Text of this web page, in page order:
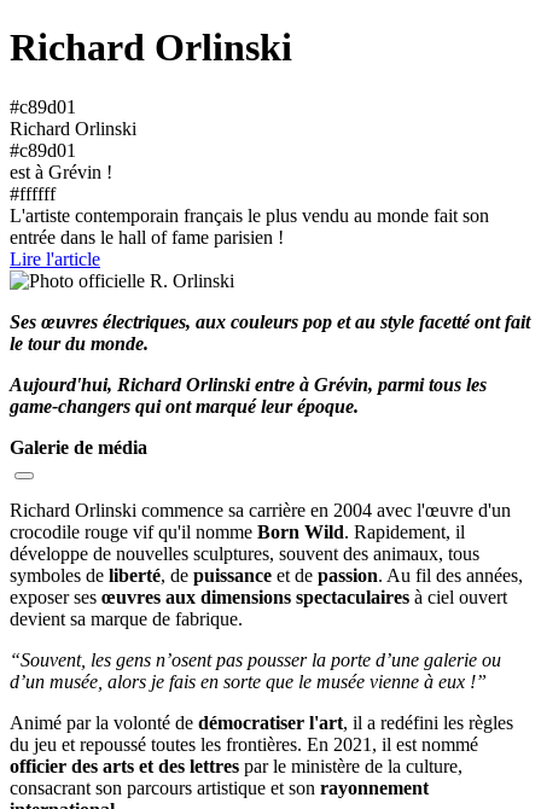
Richard Orlinski
#c89d01
Richard Orlinski
#c89d01
est à Grévin !
#ffffff
L'artiste contemporain français le plus vendu au monde fait son
entrée dans le hall of fame parisien !
Lire l'article
Ses œuvres électriques, aux couleurs pop et au style facetté ont fait
le tour du monde.
Aujourd'hui, Richard Orlinski entre à Grévin, parmi tous les
game-changers qui ont marqué leur époque.
Galerie de média
Richard Orlinski commence sa carrière en 2004 avec l'œuvre d'un
crocodile rouge vif qu'il nomme Born Wild. Rapidement, il
développe de nouvelles sculptures, souvent des animaux, tous
symboles de liberté, de puissance et de passion. Au fil des années,
exposer ses œuvres aux dimensions spectaculaires à ciel ouvert
devient sa marque de fabrique.
“Souvent, les gens n’osent pas pousser la porte d’une galerie ou
d’un musée, alors je fais en sorte que le musée vienne à eux !”
Animé par la volonté de démocratiser l'art, il a redéfini les règles
du jeu et repoussé toutes les frontières. En 2021, il est nommé
officier des arts et des lettres par le ministère de la culture,
consacrant son parcours artistique et son rayonnement